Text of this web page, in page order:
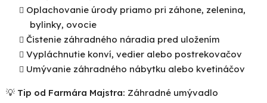
Oplachovanie úrody priamo pri záhone, zelenina,
bylinky, ovocie
Čistenie záhradného náradia pred uložením
Vypláchnutie konví, vedier alebo postrekovačov
Umývanie záhradného nábytku alebo kvetináčov
💡 Tip od Farmára Majstra: Záhradné umývadlo